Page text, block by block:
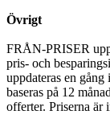
Övrigt
FRÅN-PRISER
pris- och
uppdateras en
baseras på 12
offerter. Priserna är